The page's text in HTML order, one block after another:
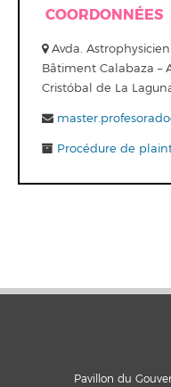
COORDONNÉES
Avda. Astrophysicien
Bâtiment Calabaza –
Cristóbal de La
Procédure de
Pavillon du